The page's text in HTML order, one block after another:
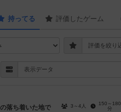
持ってる 評価したゲーム
落ち着いた地で 3～4人
150～180
分